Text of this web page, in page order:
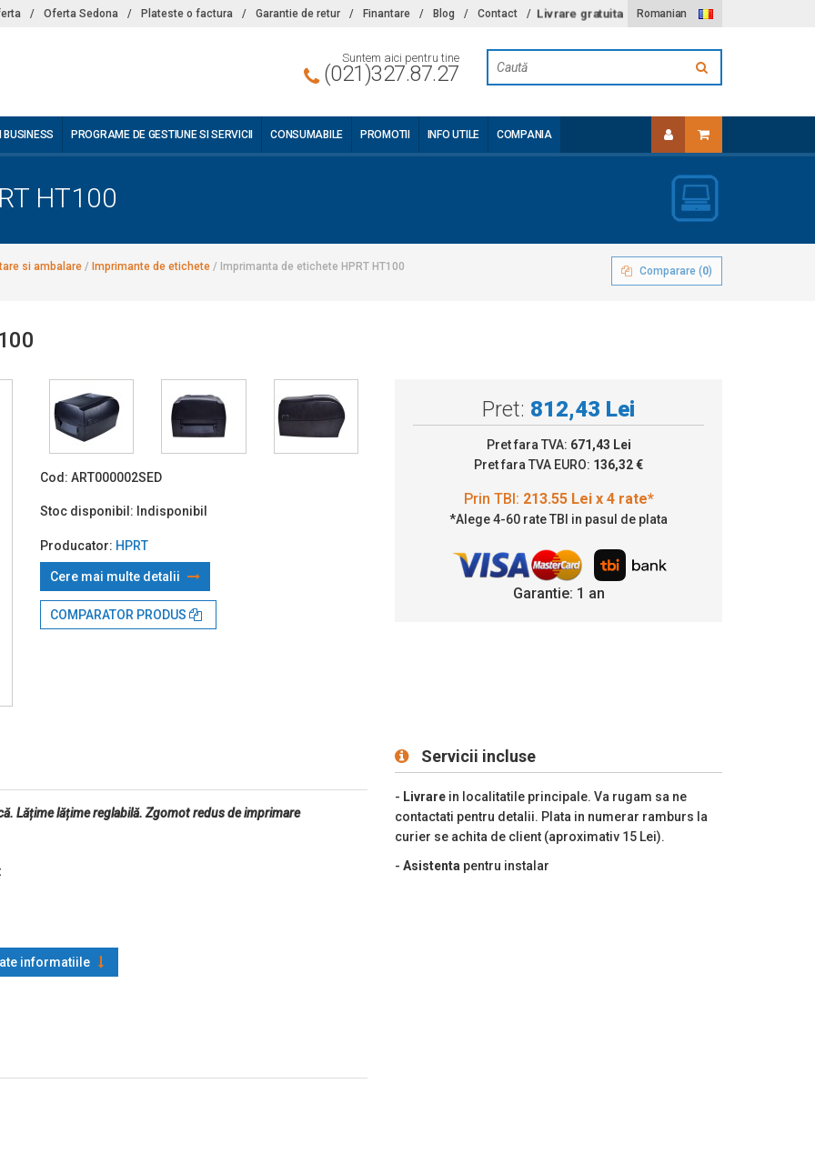
Romanian
/ Oferta Sedona / Plateste o factura / Garantie de retur / Finantare / Blog / Contact / Livrare gratuita
Suntem aici pentru tine
(021)327.87.27
BUSINESS PROGRAME DE GESTIUNE SI SERVICII CONSUMABILE PROMOTII INFO UTILE COMPANIA
HT100
si ambalare / Imprimante de etichete / Imprimanta de etichete HPRT HT100 Comparare (0)
Cod: ART000002SED
Stoc disponibil: Indisponibil
Producator: HPRT
Cere mai multe detalii
COMPARATOR PRODUS
Pret: 812,43 Lei
Pret fara TVA: 671,43 Lei
Pret fara TVA EURO: 136,32 €
*Alege 4-60 rate TBI in pasul de plata
Garantie: 1 an
Lățime lățime reglabilă. Zgomot redus de imprimare
cod 128, codabar, intercalare 2 din 5, EAN8, EAN13,
informatiile
Servicii incluse
- Livrare in localitatile principale. Va rugam sa ne
contactati pentru detalii. Plata in numerar ramburs la
curier se achita de client (aproximativ 15 Lei).
- Asistenta pentru instalar